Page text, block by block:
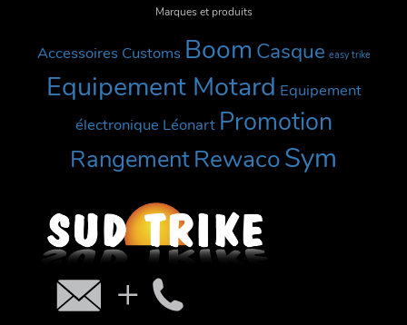
Marques et produits
Accessoires Customs Boom Casque easy trike
Equipement Motard Equipement
électronique Léonart Promotion
RangementRewacoSym